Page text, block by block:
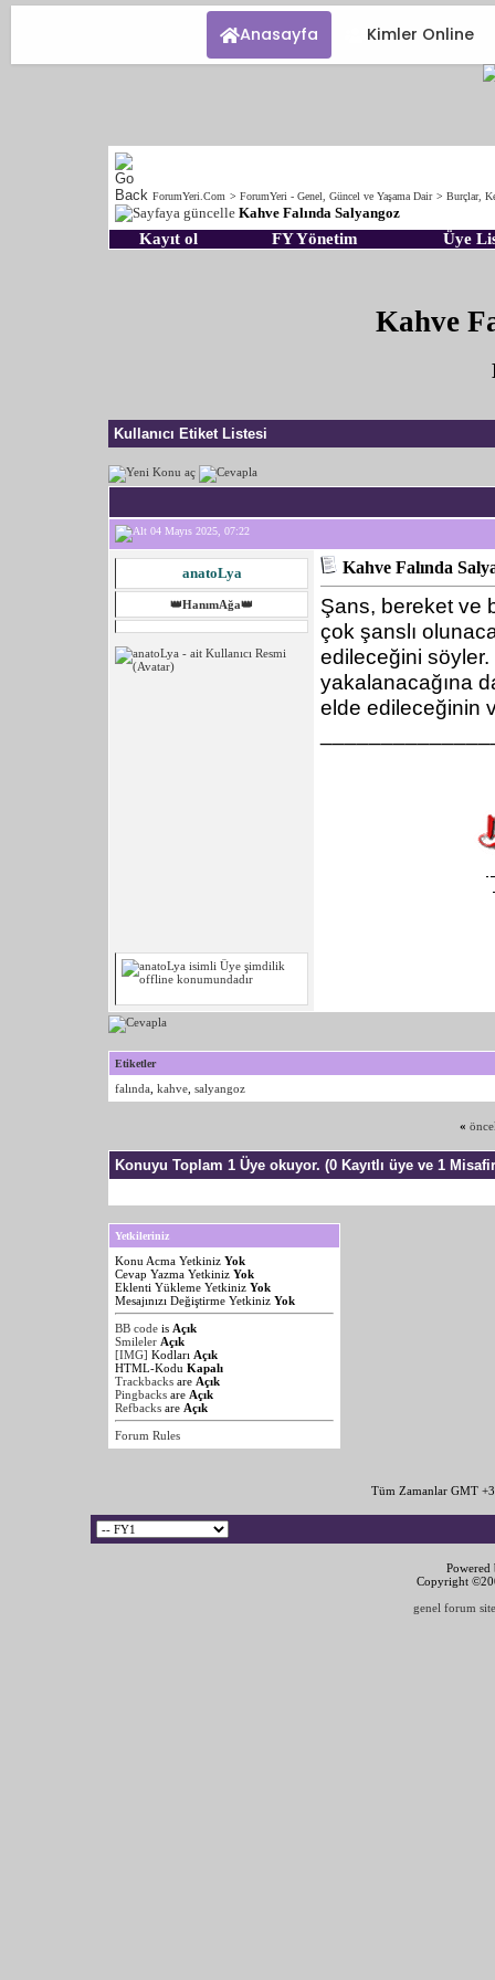
Anasayfa Kimler Online
ForumYeri.Com > ForumYeri - Genel, Güncel ve Yaşama Dair > Burçlar,
Kahve Falında Salyangoz
Kayıt ol FY Yönetim Üye
Kahve
Kullanıcı Etiket Listesi
04 Mayıs 2025, 07:22
anatoLya
👑HanımAğa👑
Kahve Falında
Şans, bereket ve
çok şanslı
edileceğini söyler.
yakalanacağına
elde edileceğinin
Etiketler
falında kahve salyangoz
«
Konuyu Toplam 1 Üye okuyor. (0 Kayıtlı üye ve 1
Yetkileriniz
Konu Acma Yetkiniz Yok
Cevap Yazma Yetkiniz Yok
Eklenti Yükleme Yetkiniz Yok
Mesajınızı Değiştirme Yetkiniz Yok
BB code is Açık
Smileler Açık
[IMG] Kodları Açık
HTML-Kodu Kapalı
Trackbacks are Açık
Pingbacks are Açık
Refbacks are Açık
Forum Rules
Tüm Zamanlar GMT
Copyright
genel forum